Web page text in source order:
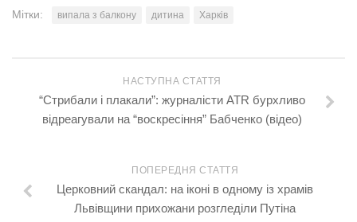
Мітки: випала з балкону дитина Харків
НАСТУПНА СТАТТЯ
“Стрибали і плaкaли”: журналісти ATR бурхливо
відреагували на “воскресіння” Бабченко (відео)
ПОПЕРЕДНЯ СТАТТЯ
Церковний скандал: на іконі в одному із храмів
Львівщини прихожани розгледіли Путіна